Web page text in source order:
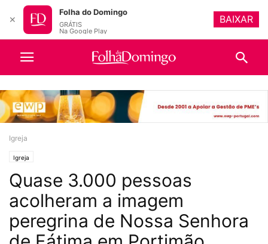
Igreja
Igreja
Quase 3.000 pessoas
acolheram a imagem
peregrina de Nossa Senhora
✕
Folha do Domingo
GRÁTIS
Na Google Play
BAIXAR